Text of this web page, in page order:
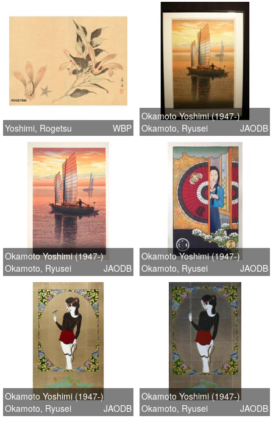
Yoshimi, Rogetsu WBP
Okamoto Yoshimi (1947-)
Okamoto, Ryusei
JAODB
Okamoto Yoshimi (1947-)
Okamoto, Ryusei
JAODB
Okamoto Yoshimi (1947-)
Okamoto, Ryusei
JAODB
Okamoto Yoshimi (1947-)
Okamoto, Ryusei
JAODB
Okamoto Yoshimi (1947-)
Okamoto, Ryusei
JAODB